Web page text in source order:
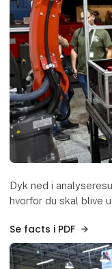
Dyk ned i
hvorfor du skal blive
Se facts i PDF